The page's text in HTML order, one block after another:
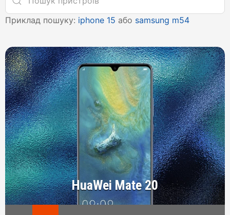
Приклад пошуку: iphone 15 або samsung m54
HuaWei Mate 20